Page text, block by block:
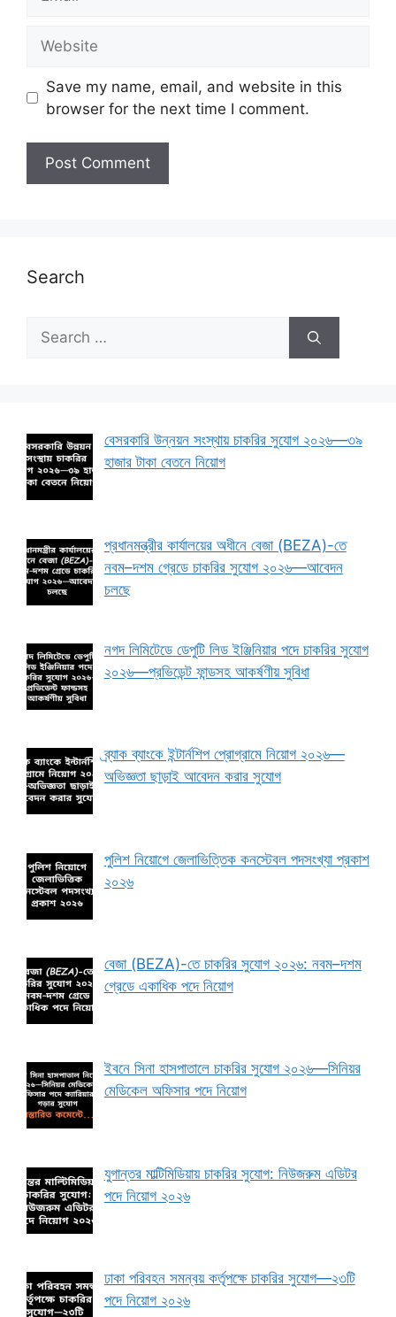
Save my name, email, and website in this
browser for the next time I comment.
Search
Search
for:
বেসরকারি উন্নয়ন সংস্থায় চাকরির সুযোগ ২০২৬—৩৯
হাজার টাকা বেতনে নিয়োগ
প্রধানমন্ত্রীর কার্যালয়ের অধীনে বেজা (BEZA)-তে
নবম–দশম গ্রেডে চাকরির সুযোগ ২০২৬—আবেদন
চলছে
নগদ লিমিটেডে ডেপুটি লিড ইঞ্জিনিয়ার পদে চাকরির সুযোগ
২০২৬—প্রভিডেন্ট ফান্ডসহ আকর্ষণীয় সুবিধা
ব্র্যাক ব্যাংকে ইন্টার্নশিপ প্রোগ্রামে নিয়োগ ২০২৬—
অভিজ্ঞতা ছাড়াই আবেদন করার সুযোগ
পুলিশ নিয়োগে জেলাভিত্তিক কনস্টেবল পদসংখ্যা প্রকাশ
২০২৬
বেজা (BEZA)-তে চাকরির সুযোগ ২০২৬: নবম–দশম
গ্রেডে একাধিক পদে নিয়োগ
ইবনে সিনা হাসপাতালে চাকরির সুযোগ ২০২৬—সিনিয়র
মেডিকেল অফিসার পদে নিয়োগ
যুগান্তর মাল্টিমিডিয়ায় চাকরির সুযোগ: নিউজরুম এডিটর
পদে নিয়োগ ২০২৬
ঢাকা পরিবহন সমন্বয় কর্তৃপক্ষে চাকরির সুযোগ—২৩টি
পদে নিয়োগ ২০২৬